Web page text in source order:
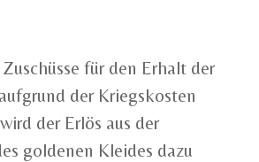
für den Erhalt der
der Kriegskosten
der Erlös aus der
goldenen Kleides dazu